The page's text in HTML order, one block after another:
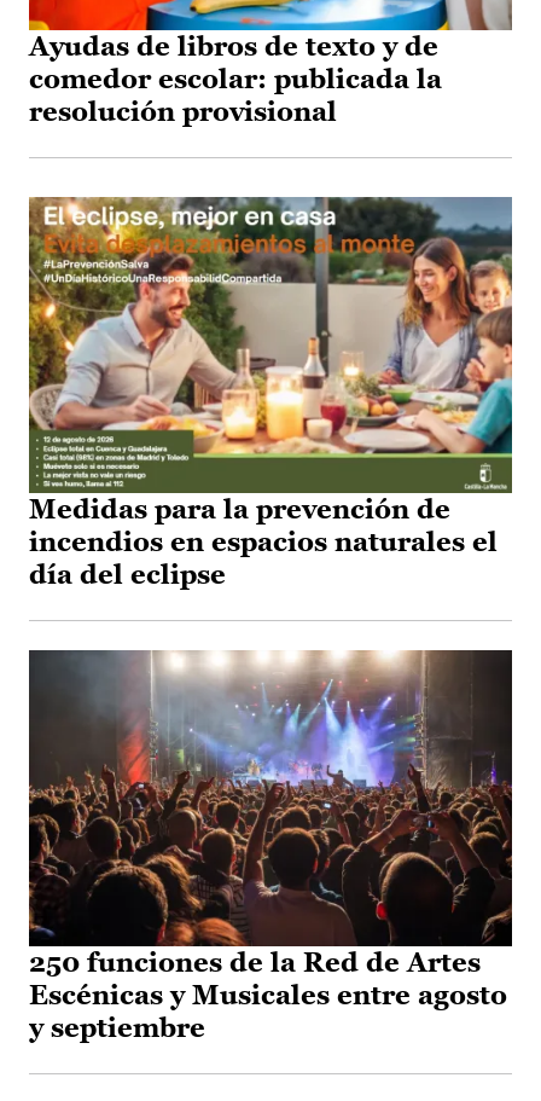
Ayudas de libros de texto y de
comedor escolar: publicada la
resolución provisional
Medidas para la prevención de
incendios en espacios naturales el
día del eclipse
250 funciones de la Red de Artes
Escénicas y Musicales entre agosto
y septiembre